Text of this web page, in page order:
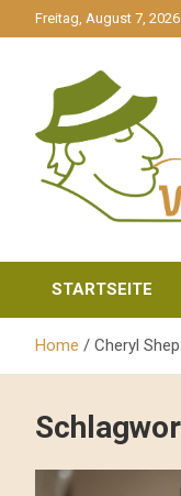
zum
Freitag, August 7, 2026
STARTSEITE
Home Cheryl